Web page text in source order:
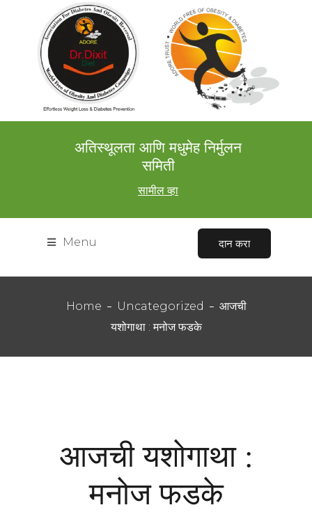
अतिस्थूलता आणि मधुमेह निर्मुलन
समिती
सामील व्हा
Menu दान करा
Home Uncategorized
आजची
यशोगाथा : मनोज फडके
आजची यशोगाथा :
मनोज फडके